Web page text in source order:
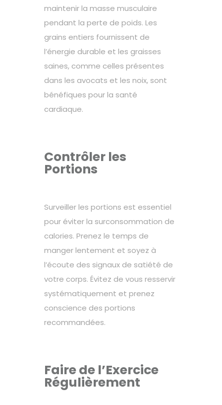
maintenir la masse musculaire
pendant la perte de poids. Les
grains entiers fournissent de
l’énergie durable et les graisses
saines, comme celles présentes
dans les avocats et les noix, sont
bénéfiques pour la santé
cardiaque.
Contrôler les
Portions
Surveiller les portions est essentiel
pour éviter la surconsommation de
calories. Prenez le temps de
manger lentement et soyez à
l’écoute des signaux de satiété de
votre corps. Évitez de vous resservir
systématiquement et prenez
conscience des portions
recommandées.
Faire de l’Exercice
Régulièrement